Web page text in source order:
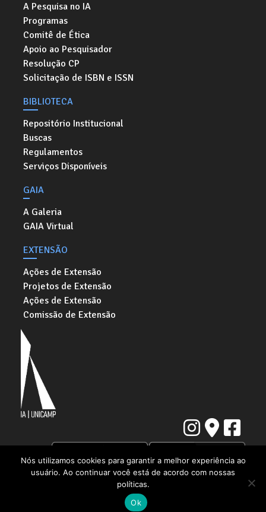
A Pesquisa no IA
Programas
Comitê de Ética
Apoio ao Pesquisador
Resolução CP
Solicitação de ISBN e ISSN
BIBLIOTECA
Repositório Institucional
Buscas
Regulamentos
Serviços Disponíveis
GAIA
A Galeria
GAIA Virtual
EXTENSÃO
Ações de Extensão
Projetos de Extensão
Ações de Extensão
Comissão de Extensão
Instituto de Artes da Universidade Estadual de Campinas
Rua Elis Regina, 50. Cidade Universitária "Zeferino Vaz" | Barão Geraldo,
Campinas - SP | CEP: 13083-854
Nós utilizamos cookies para garantir a melhor experiência ao
usuário. Ao continuar você está de acordo com nossas
políticas.
Ok